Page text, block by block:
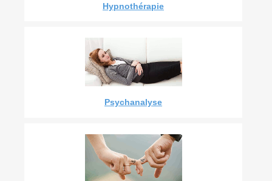
Hypnothérapie
Psychanalyse